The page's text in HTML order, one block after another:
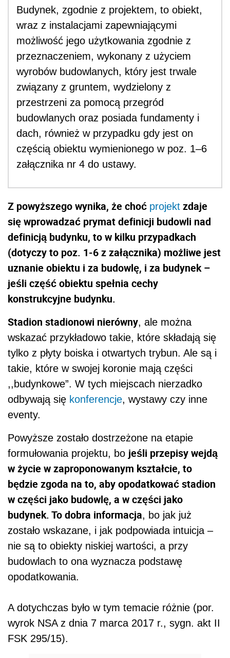
Budynek, zgodnie z projektem, to obiekt,
wraz z instalacjami zapewniającymi
możliwość jego użytkowania zgodnie z
przeznaczeniem, wykonany z użyciem
wyrobów budowlanych, który jest trwale
związany z gruntem, wydzielony z
przestrzeni za pomocą przegród
budowlanych oraz posiada fundamenty i
dach, również w przypadku gdy jest on
częścią obiektu wymienionego w poz. 1–6
załącznika nr 4 do ustawy.
Z powyższego wynika, że choć projekt zdaje
się wprowadzać prymat definicji budowli nad
definicją budynku, to w kilku przypadkach
(dotyczy to poz. 1-6 z załącznika) możliwe jest
uznanie obiektu i za budowlę, i za budynek –
jeśli część obiektu spełnia cechy
konstrukcyjne budynku.
Stadion stadionowi nierówny, ale można
wskazać przykładowo takie, które składają się
tylko z płyty boiska i otwartych trybun. Ale są i
takie, które w swojej koronie mają części
,,budynkowe”. W tych miejscach nierzadko
odbywają się konferencje, wystawy czy inne
eventy.
Powyższe zostało dostrzeżone na etapie
formułowania projektu, bo jeśli przepisy wejdą
w życie w zaproponowanym kształcie, to
będzie zgoda na to, aby opodatkować stadion
w części jako budowlę, a w części jako
budynek. To dobra informacja, bo jak już
zostało wskazane, i jak podpowiada intuicja –
nie są to obiekty niskiej wartości, a przy
budowlach to ona wyznacza podstawę
opodatkowania.
A dotychczas było w tym temacie różnie (por.
wyrok NSA z dnia 7 marca 2017 r., sygn. akt II
FSK 295/15).